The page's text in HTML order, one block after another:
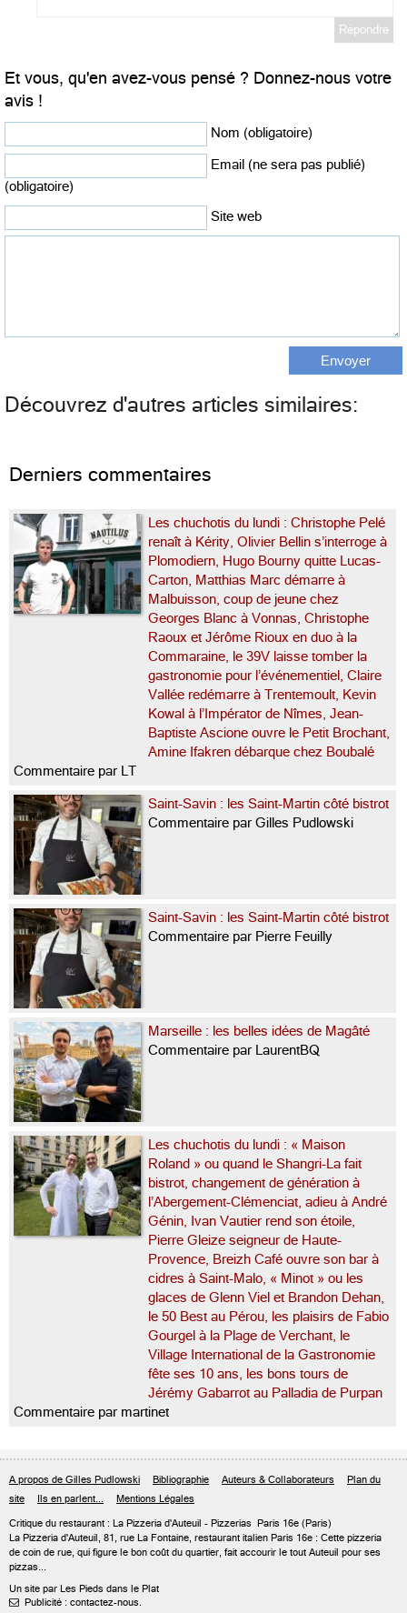
Répondre
Et vous, qu'en avez-vous pensé ? Donnez-nous votre
avis !
Nom (obligatoire)
Email (ne sera pas publié)
(obligatoire)
Site web
Découvrez d'autres articles similaires:
Derniers commentaires
Les chuchotis du lundi : Christophe Pelé
renaît à Kérity, Olivier Bellin s’interroge à
Plomodiern, Hugo Bourny quitte Lucas-
Carton, Matthias Marc démarre à
Malbuisson, coup de jeune chez
Georges Blanc à Vonnas, Christophe
Raoux et Jérôme Rioux en duo à la
Commaraine, le 39V laisse tomber la
gastronomie pour l’événementiel, Claire
Vallée redémarre à Trentemoult, Kevin
Kowal à l’Impérator de Nîmes, Jean-
Baptiste Ascione ouvre le Petit Brochant,
Amine Ifakren débarque chez Boubalé
Commentaire par LT
Saint-Savin : les Saint-Martin côté bistrot
Commentaire par Gilles Pudlowski
Saint-Savin : les Saint-Martin côté bistrot
Commentaire par Pierre Feuilly
Marseille : les belles idées de Magâté
Commentaire par LaurentBQ
Les chuchotis du lundi : « Maison
Roland » ou quand le Shangri-La fait
bistrot, changement de génération à
l’Abergement-Clémenciat, adieu à André
Génin, Ivan Vautier rend son étoile,
Pierre Gleize seigneur de Haute-
Provence, Breizh Café ouvre son bar à
cidres à Saint-Malo, « Minot » ou les
glaces de Glenn Viel et Brandon Dehan,
le 50 Best au Pérou, les plaisirs de Fabio
Gourgel à la Plage de Verchant, le
Village International de la Gastronomie
fête ses 10 ans, les bons tours de
Jérémy Gabarrot au Palladia de Purpan
Commentaire par martinet
A propos de Gilles Pudlowski Bibliographie Auteurs & Collaborateurs
Plan du
site
Ils en parlent... Mentions Légales
Critique du restaurant : La Pizzeria d'Auteuil - Pizzerias Paris 16e (Paris)
La Pizzeria d'Auteuil, 81, rue La Fontaine, restaurant italien Paris 16e : Cette pizzeria
de coin de rue, qui figure le bon coût du quartier, fait accourir le tout Auteuil pour ses
pizzas...
Un site par Les Pieds dans le Plat
 Publicité : contactez-nous.